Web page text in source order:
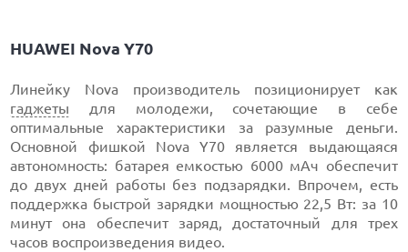
HUAWEI Nova Y70
Линейку Nova производитель позиционирует как
гаджеты для молодежи, сочетающие в себе
оптимальные характеристики за разумные деньги.
Основной фишкой Nova Y70 является выдающаяся
автономность: батарея емкостью 6000 мАч обеспечит
до двух дней работы без подзарядки. Впрочем, есть
поддержка быстрой зарядки мощностью 22,5 Вт: за 10
минут она обеспечит заряд, достаточный для трех
часов воспроизведения видео.